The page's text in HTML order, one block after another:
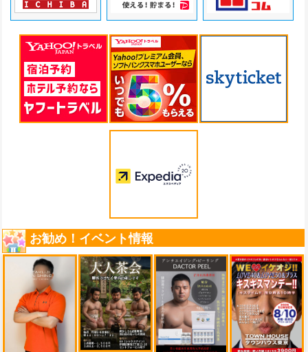
お勧め！イベント情報